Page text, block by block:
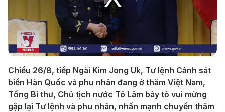
Play
Video
Chiều 26/8, tiếp Ngài Kim Jong Uk, Tư lệnh Cảnh sát
biển Hàn Quốc và phu nhân đang ở thăm Việt Nam,
Tổng Bí thư, Chủ tịch nước Tô Lâm bày tỏ vui mừng
gặp lại Tư lệnh và phu nhân, nhấn mạnh chuyến thăm